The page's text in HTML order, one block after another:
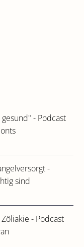
- Podcast
-
sind
- Podcast